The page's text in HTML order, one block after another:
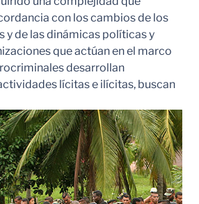
con los cambios de los
de las dinámicas políticas y
que actúan en el marco
desarrollan
lícitas e ilícitas, buscan